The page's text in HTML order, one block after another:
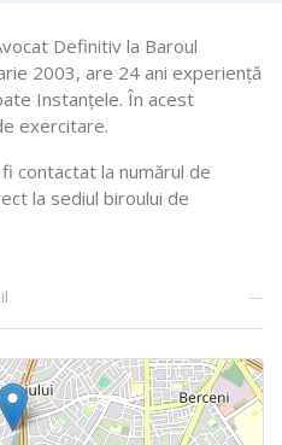
Definitiv la Baroul
2003, are 24 ani experiență
Instanţele. În acest
exercitare.
contactat la numărul de
la sediul biroului de
—